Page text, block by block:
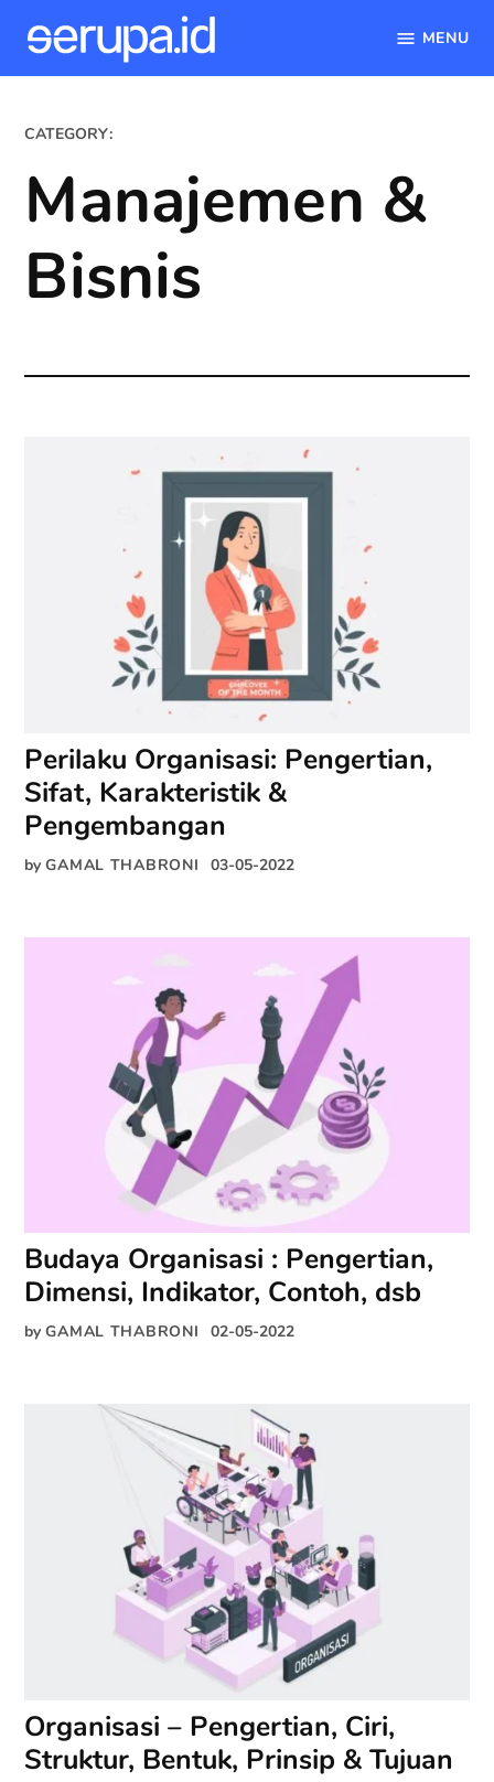
MENU
CATEGORY:
Manajemen &
Bisnis
Perilaku Organisasi: Pengertian,
Sifat, Karakteristik &
Pengembangan
by GAMAL THABRONI 03-05-2022
Budaya Organisasi : Pengertian,
Dimensi, Indikator, Contoh, dsb
by GAMAL THABRONI 02-05-2022
Organisasi – Pengertian, Ciri,
Struktur, Bentuk, Prinsip & Tujuan